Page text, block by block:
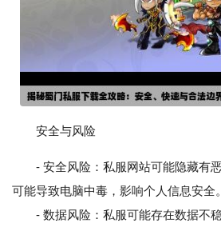
安全与风险
- 安全风险：私服网站可能隐藏有
可能导致电脑中毒，影响个人信息安全。
- 数据风险：私服可能存在数据不稳